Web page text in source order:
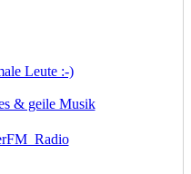
Leute :-)